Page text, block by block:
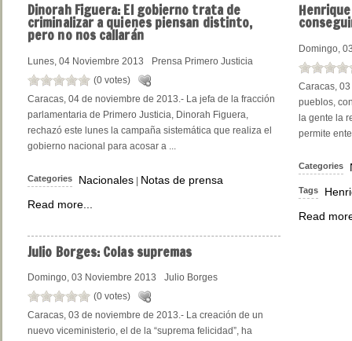
DinorahFiguera: El gobierno trata de
criminalizar a quienes piensan distinto,
pero no nos callarán
Lunes, 04 Noviembre 2013
Prensa Primero Justicia
(0 votes)
Caracas, 04 de noviembre de 2013.- La jefa de la fracción
parlamentaria de Primero Justicia, Dinorah Figuera,
rechazó este lunes la campaña sistemática que realiza el
gobierno nacional para acosar a ...
Categories Nacionales | Notas de prensa
Read more...
Henrique
Domingo,
Caracas,
pueblos,
la gente la
permite
Categories
Tags
Read
Julio Borges: Colas supremas
Domingo, 03 Noviembre 2013
Julio Borges
(0 votes)
Caracas, 03 de noviembre de 2013.- La creación de un
nuevo viceministerio, el de la “suprema felicidad”, ha